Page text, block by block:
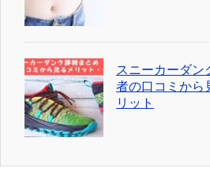
スニーカーダン
者の口コミから
リット